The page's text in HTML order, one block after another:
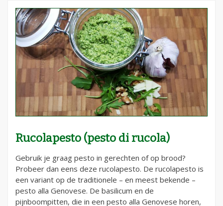
Rucolapesto (pesto di rucola)
Gebruik je graag pesto in gerechten of op brood?
Probeer dan eens deze rucolapesto. De rucolapesto is
een variant op de traditionele – en meest bekende –
pesto alla Genovese. De basilicum en de
pijnboompitten, die in een pesto alla Genovese horen,